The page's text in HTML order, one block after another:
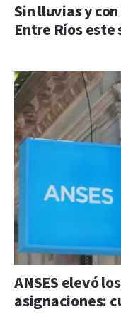
Sin lluvias y
Entre Ríos
ANSES elevó
asignaciones: